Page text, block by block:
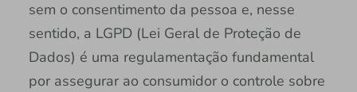
sem o consentimento da pessoa e, nesse
sentido, a LGPD (Lei Geral de Proteção de
Dados) é uma regulamentação fundamental
por assegurar ao consumidor o controle sobre